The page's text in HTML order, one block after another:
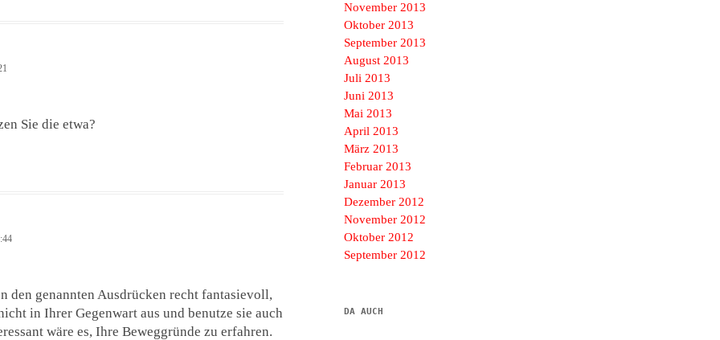
Sie die etwa?
den genannten Ausdrücken recht fantasievoll,
in Ihrer Gegenwart aus und benutze sie auch
wäre es, Ihre Beweggründe zu erfahren.
November 2013
Oktober 2013
September 2013
August 2013
Juli 2013
Juni 2013
Mai 2013
April 2013
März 2013
Februar 2013
Januar 2013
Dezember 2012
November 2012
Oktober 2012
September 2012
DA AUCH